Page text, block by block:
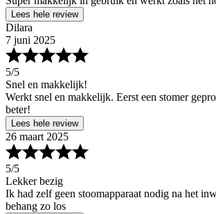
Lees hele review
Dilara
7 juni 2025
5/5
Snel en makkelijk!
Werkt snel en makkelijk. Eerst een stomer
beter!
Lees hele review
26 maart 2025
5/5
Lekker bezig
Ik had zelf geen stoomapparaat nodig na het
behang zo los